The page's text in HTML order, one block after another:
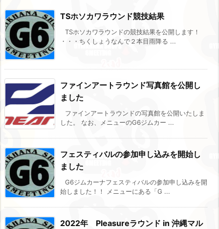
TSホソカワラウンド競技結果
TSホソカワラウンドの競技結果を公開します！
・・・ちくしょうなんで２本目雨降る ...
ファインアートラウンド写真館を公開し
ました
ファインアートラウンドの写真館を公開いたしま
した。 なお、メニューのG6ジムカー ...
フェスティバルの参加申し込みを開始し
ました
G6ジムカーナフェスティバルの参加申し込みを開
始しました！！ メニューにある「G ...
2022年 Pleasureラウンド in 沖縄マル